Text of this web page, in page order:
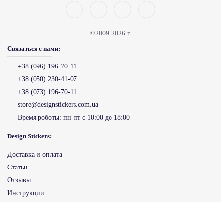
©2009-2026 г.
Связаться с нами:
+38 (096) 196-70-11
+38 (050) 230-41-07
+38 (073) 196-70-11
store@designstickers.com.ua
Время роботы: пн-пт с 10:00 до 18:00
Design Stickers:
Доставка и оплата
Статьи
Отзывы
Инструкции